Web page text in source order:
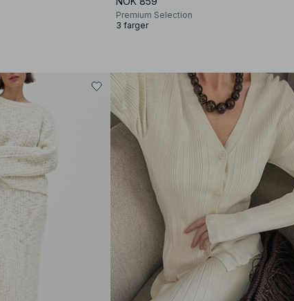
Premium Selection
3 farger